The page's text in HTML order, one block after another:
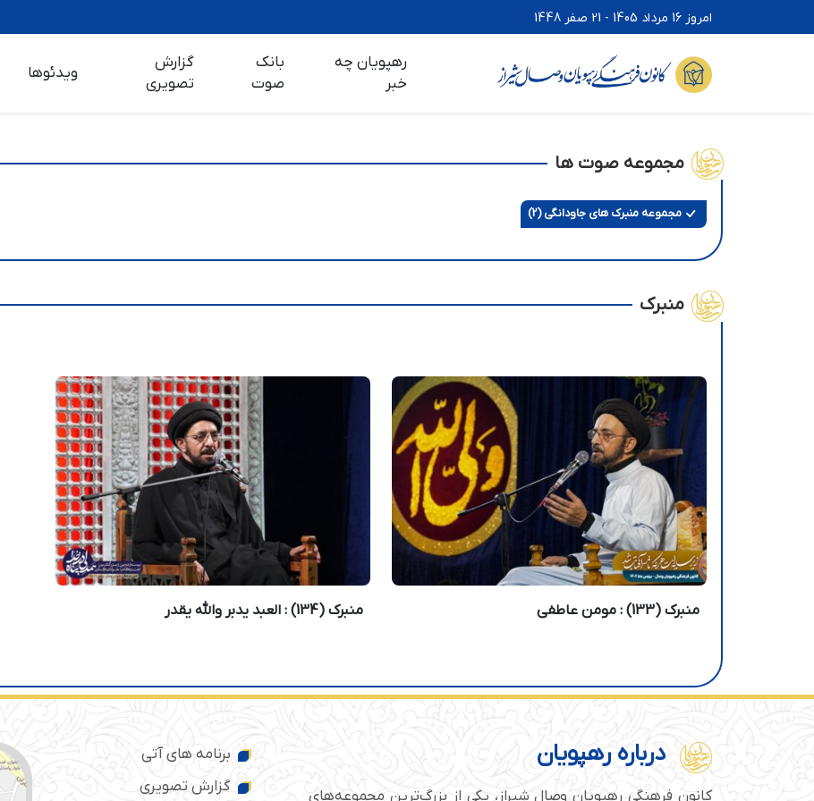
امروز 16 مرداد 1405 - 21 صفر 1448
رهپویان چه
خبر
بانک
صوت
گزارش
تصویری
ویدئوها
مجموعه صوت ها
مجموعه منبرک های جاودانگی (2)
منبرک
منبرک (133) : مومن عاطفی منبرک (134) : العبد یدبر والله یقدر
درباره رهپویان
کانون فرهنگی رهپویان وصال شیراز، یکی از بزرگ‌ترین مجموعه‌های
برنامه های آتی
گزارش تصویری